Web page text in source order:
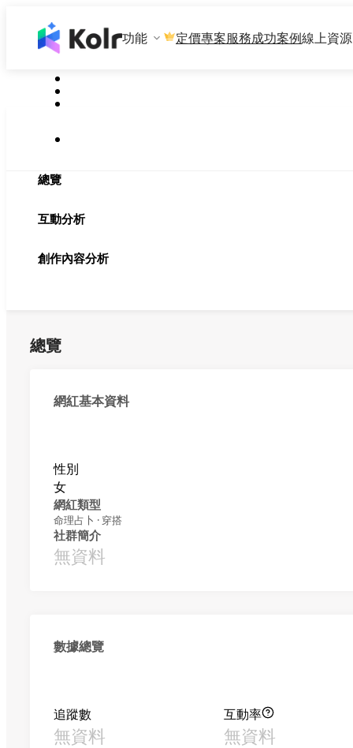
功能 定價專案服務成功案例線上資源
總覽
互動分析
創作內容分析
總覽
網紅基本資料
性別
女
網紅類型
命理占卜 · 穿搭
社群簡介
無資料
數據總覽
追蹤數
無資料
互動率
無資料